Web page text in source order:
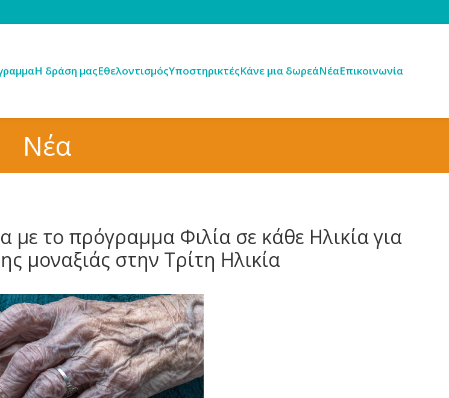
H δράση μαςΕθελοντισμόςΥποστηρικτέςΚάνε μια δωρεάΝέαΕπικοινωνία
Νέα
το πρόγραμμα Φιλία σε κάθε Ηλικία για
μοναξιάς στην Τρίτη Ηλικία